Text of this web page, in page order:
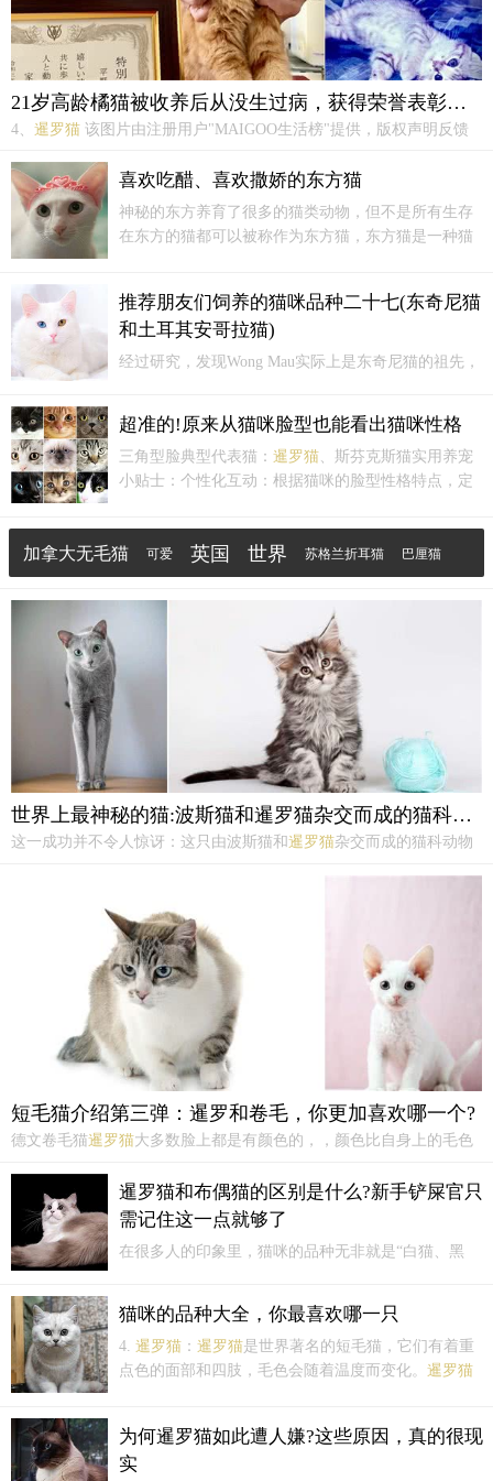
21岁高龄橘猫被收养后从没生过病，获得荣誉表彰：长寿健康
4、 暹罗猫 该图片由注册用户"MAIGOO生活榜"提供，版权声明反馈
原产于暹罗（今泰国），故名
暹罗猫。在200多年前，这种珍贵的猫仅
在泰国的皇宫和大寺院中饲养，是足不出户的贵族。...
喜欢吃醋、喜欢撒娇的东方猫
神秘的东方养育了很多的猫类动物，但不是所有生存
在东方的猫都可以被称作为东方猫，东方猫是一种猫
色的猫来配种，最终培植出来东方猫。
推荐朋友们饲养的猫咪品种二十七(东奇尼猫
和土耳其安哥拉猫)
经过研究，发现Wong Mau实际上是东奇尼猫的祖先，
新的东奇尼猫品种。东奇尼猫热爱与人类为伴，希望
成为家庭的焦点。它们与其他宠物和家庭成员相处...
超准的!原来从猫咪脸型也能看出猫咪性格
三角型脸典型代表猫： 暹罗猫、斯芬克斯猫实用养宠
小贴士：个性化互动：根据猫咪的脸型性格特点，定
抱，而瓜子脸猫则需尊重其独立空间。环境调整：为
不同性格的猫咪创造适宜的生活环境，如为探险家三
角脸猫提供...
加拿大无毛猫 可爱 英国 世界 苏格兰折耳猫 巴厘猫
安哥拉猫 猫咪品种
世界上最神秘的猫:波斯猫和暹罗猫杂交而成的猫科动物
这一成功并不令人惊讶：这只由波斯猫和暹罗猫杂交而成的猫科动物
加拉人以令人眼花缭乱的速度登上领奖台的第三位：从 2008...
短毛猫介绍第三弹：暹罗和卷毛，你更加喜欢哪一个?
德文卷毛猫暹罗猫大多数脸上都是有颜色的，，颜色比自身上的毛色
是呈V型的。小
暹罗猫有着一股蠢萌蠢萌的凶感，但是却是非常可爱
的小暹罗，有没有俘获你的心呢？暹罗对于猫咪来说，陪伴是最好
的...
暹罗猫和布偶猫的区别是什么?新手铲屎官只
需记住这一点就够了
在很多人的印象里，猫咪的品种无非就是“白猫、黑
中华田园猫，与猫咪的品种没有太大关联。近期有网
友提问：“朋友家养了一只小猫，不知道是暹罗猫还是
布偶猫，该怎么区分啊？
猫咪的品种大全，你最喜欢哪一只
4. 暹罗猫 ： 暹罗猫是世界著名的短毛猫，它们有着重
点色的面部和四肢，毛色会随着温度而变化。 暹罗猫
猫，它们有着扁扁的脸部和大大的眼睛，看起来总是
一副...
为何暹罗猫如此遭人嫌?这些原因，真的很现
实